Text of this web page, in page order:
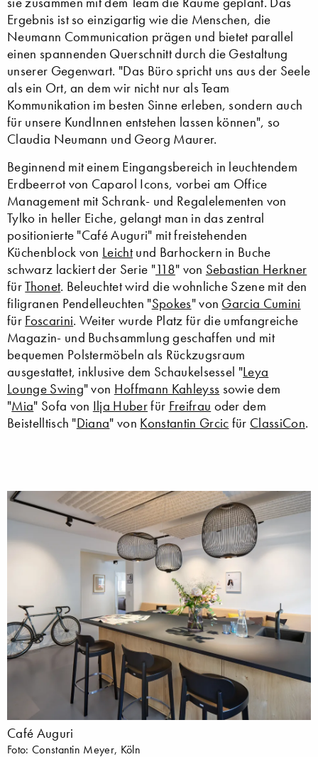
Ergebnis ist so einzigartig wie die Menschen, die
Neumann Communication prägen und bietet parallel
einen spannenden Querschnitt durch die Gestaltung
unserer Gegenwart. "Das Büro spricht uns aus der Seele
als ein Ort, an dem wir nicht nur als Team
Kommunikation im besten Sinne erleben, sondern auch
für unsere KundInnen entstehen lassen können", so
Claudia Neumann und Georg Maurer.
Beginnend mit einem Eingangsbereich in leuchtendem
Erdbeerrot von Caparol Icons, vorbei am Office
Management mit Schrank- und Regalelementen von
Tylko in heller Eiche, gelangt man in das zentral
positionierte "Café Auguri" mit freistehenden
Küchenblock von Leicht und Barhockern in Buche
schwarz lackiert der Serie "118" von Sebastian Herkner
fürThonet. Beleuchtet wird die wohnliche Szene mit den
filigranen Pendelleuchten "Spokes" von Garcia Cumini
für Foscarini. Weiter wurde Platz für die umfangreiche
Magazin- und Buchsammlung geschaffen und mit
bequemen Polstermöbeln als Rückzugsraum
ausgestattet, inklusive dem Schaukelsessel "Leya
Lounge Swing" von Hoffmann Kahleyss sowie dem
"Mia" Sofa von Ilja Huberfür Freifrau oder dem
Beistelltisch "Diana" von Konstantin Grcic für ClassiCon.
Café Auguri
Foto: Constantin Meyer, Köln